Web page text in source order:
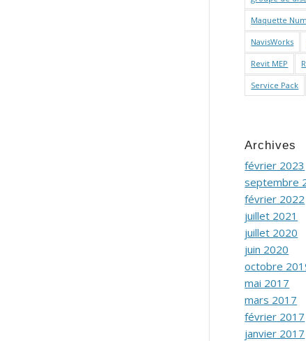
Maquette
NavisWorks
Revit MEP
Service Pack
Archives
février 2023
septembre
février 2022
juillet 2021
juillet 2020
juin 2020
octobre
mai 2017
mars 2017
février 2017
janvier 2017